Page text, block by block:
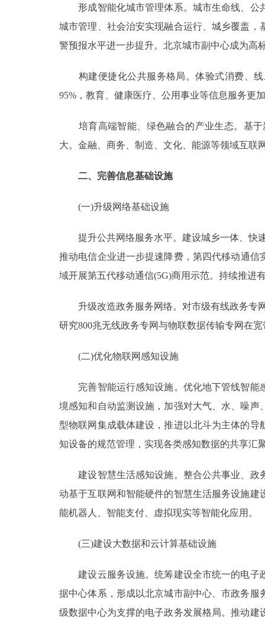
形成智能化城市管理体系。城市生命线、公
城市管理、社会治安实现融合运行、城乡覆盖
警预报水平进一步提升。北京城市副中心成为高
构建便捷化公共服务格局。体验式消费、线
95%，教育、健康医疗、公用事业等信息服务更
培育高端智能、绿色融合的产业生态。基于
大。金融、商务、制造、文化、能源等领域互联
二、完善信息基础设施
(一)升级网络基础设施
提升公共网络服务水平。建设城乡一体、快速
推动电信企业进一步提速降费，第四代移动通信
域开展第五代移动通信(5G)商用示范。持续推进
升级改造政务服务网络。对市级有线政务专网
研究800兆无线政务专网与物联数据传输专网在
(二)优化物联网感知设施
完善智能运行感知设施。优化地下管线智能
境感知和自动监测设施，加强对大气、水、噪
型物联网集成载体建设，推进以北斗为主体的
知设备的规范管理，实现各类感知数据的共享汇
建设智慧生活感知设施。整合公共事业、政
动基于互联网和智能硬件的智慧生活服务设施
能机器人、智能支付、虚拟现实等智能化应用。
(三)建设大数据和云计算基础设施
建设云服务设施。统筹建设全市统一的电子
据中心体系，形成以北京城市副中心、市政务
级数据中心为支撑的电子政务发展格局。推动